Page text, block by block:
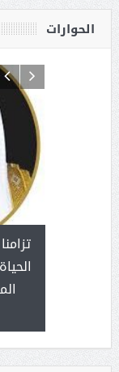
الحوارات
آل شرمه: